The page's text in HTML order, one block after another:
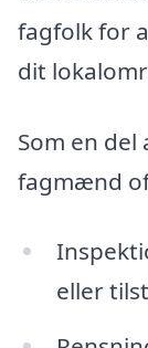
fagfolk for
dit
Som en
fagmænd
eller